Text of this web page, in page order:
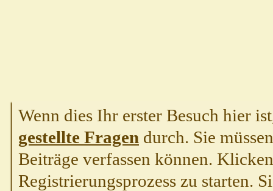
Wenn dies Ihr erster Besuch hier
gestellte Fragen durch. Sie
Beiträge verfassen können.
Registrierungsprozess zu starten.